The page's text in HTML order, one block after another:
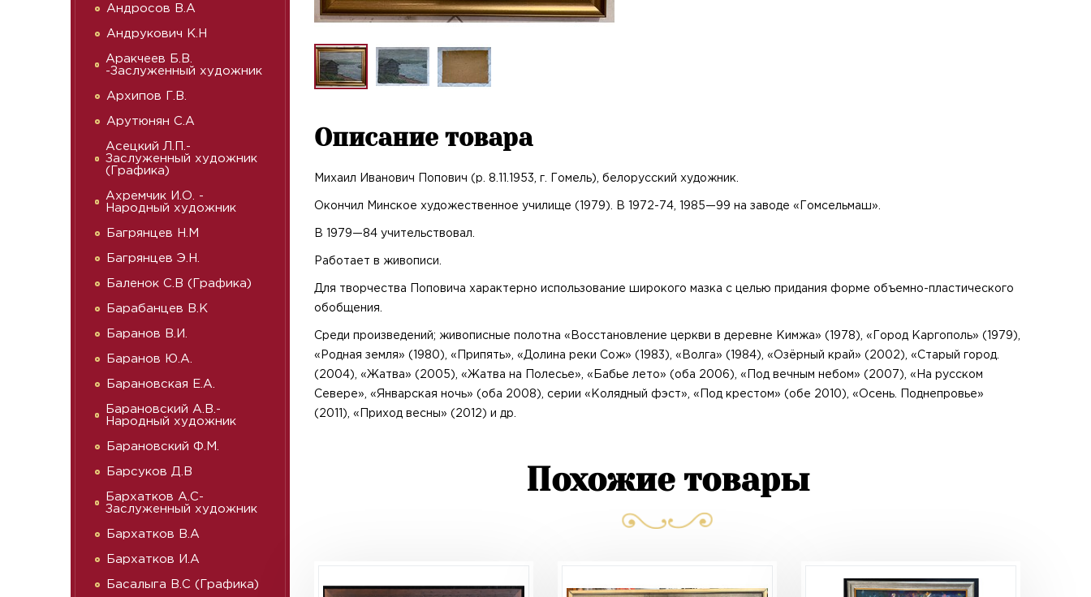
Андросов В.А
Андрукович К.Н
Аракчеев Б.В.
-Заслуженный художник
Архипов Г.В.
Арутюнян С.А
Асецкий Л.П.-
Заслуженный художник
(Графика)
Ахремчик И.О. -
Народный художник
Багрянцев Н.М
Багрянцев Э.Н.
Баленок С.В (Графика)
Барабанцев В.К
Баранов В.И.
Баранов Ю.А.
Барановская Е.А.
Барановский А.В.-
Народный художник
Барановский Ф.М.
Барсуков Д.В
Бархатков А.С-
Заслуженный художник
Бархатков В.А
Бархатков И.А
Басалыга В.С (Графика)
Описание товара
Михаил Иванович Попович (р. 8.11.1953, г. Гомель), белорусский художник.
Окончил Минское художественное училище (1979). В 1972-74, 1985—99 на заводе «Гомсельмаш».
В 1979—84 учительствовал.
Работает в живописи.
Для творчества Поповича характерно использование широкого мазка с целью придания форме объемно-пластического
обобщения.
Среди произведений; живописные полотна «Восстановление церкви в деревне Кимжа» (1978), «Город Каргополь» (1979),
«Родная земля» (1980), «Припять», «Долина реки Сож» (1983), «Волга» (1984), «Озёрный край» (2002), «Старый город.
(2004), «Жатва» (2005), «Жатва на Полесье», «Бабье лето» (оба 2006), «Под вечным небом» (2007), «На русском
Севере», «Январская ночь» (оба 2008), серии «Колядный фэст», «Под крестом» (обе 2010), «Осень. Поднепровье»
(2011), «Приход весны» (2012) и др.
Похожие товары